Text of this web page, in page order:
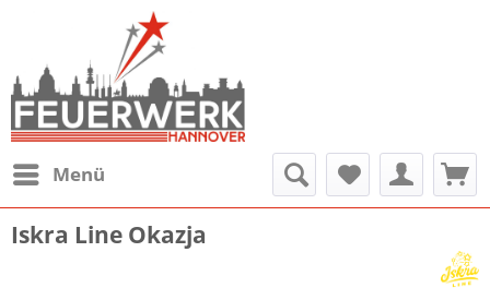
Menü
Iskra Line Okazja